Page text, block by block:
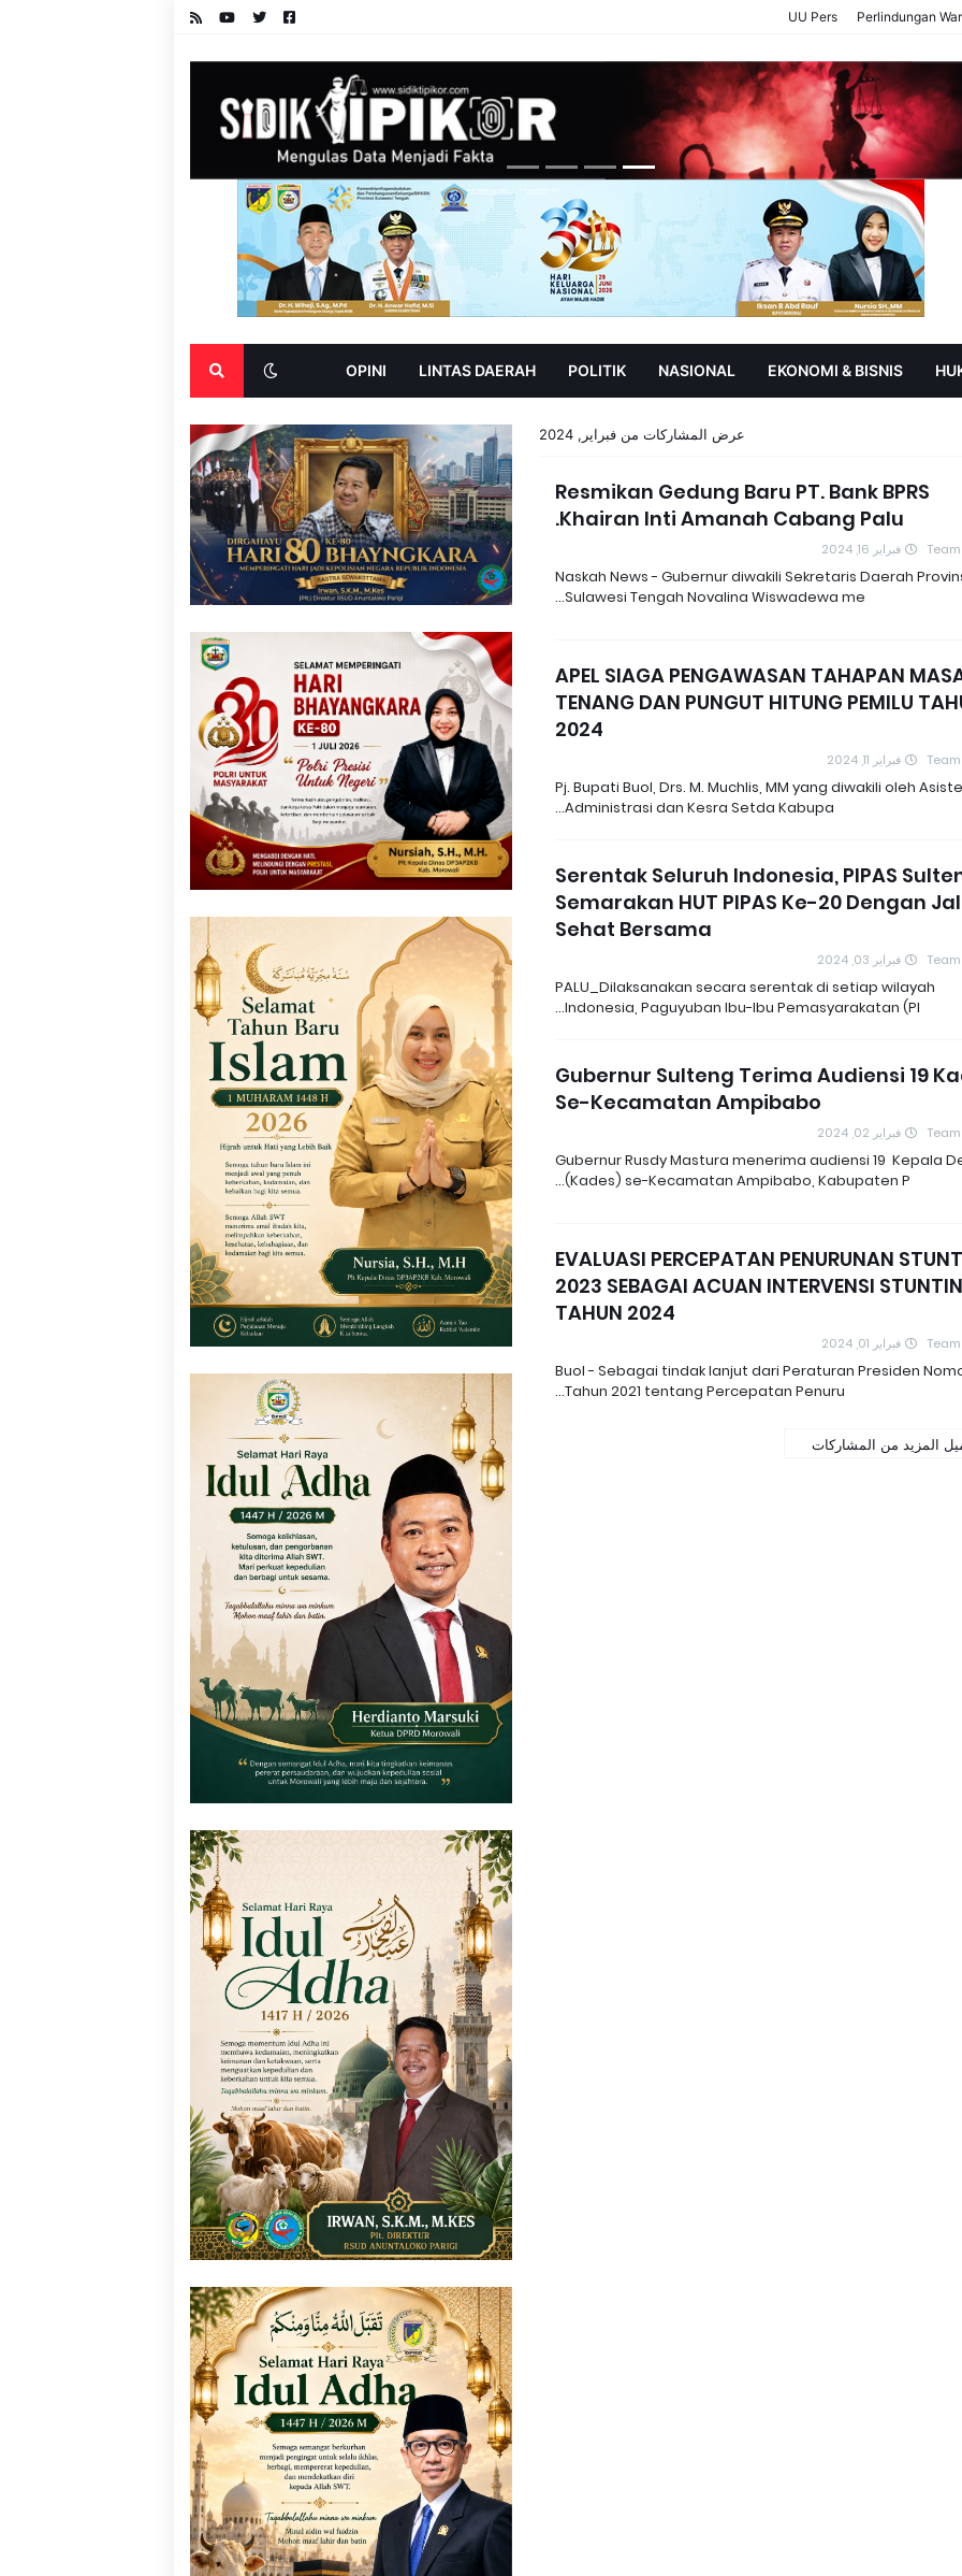
Perlindungan
UU Pers
EKONOMI & BISNIS
NASIONAL
POLITIK
LINTAS DAERAH
OPINI
عرض المشاركات من فبراير, 2024
Resmikan Gedung Baru PT. Bank BPRS
Khairan Inti Amanah Cabang Palu.
Team فبراير 16, 2024
Naskah News - Gubernur diwakili Sekretaris Daerah
Sulawesi Tengah Novalina Wiswadewa me…
APEL SIAGA PENGAWASAN TAHAPAN
TENANG DAN PUNGUT HITUNG PEMILU
2024
Team فبراير 11, 2024
Pj. Bupati Buol, Drs. M. Muchlis, MM yang diwakili oleh
Administrasi dan Kesra Setda Kabupa…
Serentak Seluruh Indonesia, PIPAS
Semarakan HUT PIPAS Ke-20 Dengan
Sehat Bersama
Team فبراير 03, 2024
PALU_Dilaksanakan secara serentak di setiap wilayah
Indonesia, Paguyuban Ibu-Ibu Pemasyarakatan (PI…
Gubernur Sulteng Terima Audiensi 19
Se-Kecamatan Ampibabo
Team فبراير 02, 2024
Gubernur Rusdy Mastura menerima audiensi 19 Kepala
(Kades) se-Kecamatan Ampibabo, Kabupaten P…
EVALUASI PERCEPATAN PENURUNAN
2023 SEBAGAI ACUAN INTERVENSI
TAHUN 2024
Team فبراير 01, 2024
Buol - Sebagai tindak lanjut dari Peraturan Presiden
Tahun 2021 tentang Percepatan Penuru…
المزيد من المشاركات